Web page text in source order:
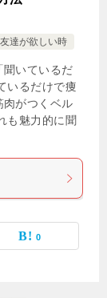
達が欲しい時
聞いているだ
いるだけで痩
肉がつくベル
も魅力的に聞
0